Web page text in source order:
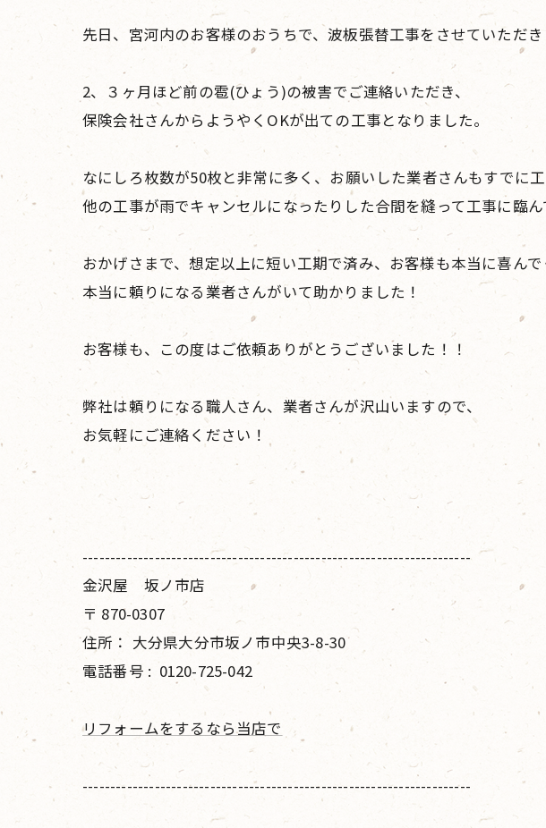
先日、宮河内のお客様のおうちで、波板張替工事をさせていただき
2、３ヶ月ほど前の雹(ひょう)の被害でご連絡いただき、
保険会社さんからようやくOKが出ての工事となりました。
なにしろ枚数が50枚と非常に多く、お願いした業者さんもすでに
他の工事が雨でキャンセルになったりした合間を縫って工事に臨ん
おかげさまで、想定以上に短い工期で済み、お客様も本当に喜んで
本当に頼りになる業者さんがいて助かりました！
お客様も、この度はご依頼ありがとうございました！！
弊社は頼りになる職人さん、業者さんが沢山いますので、
お気軽にご連絡ください！
----------------------------------------------------------------------
金沢屋 坂ノ市店
〒 870-0307
住所： 大分県大分市坂ノ市中央3-8-30
電話番号 : 0120-725-042
リフォームをするなら当店で
----------------------------------------------------------------------